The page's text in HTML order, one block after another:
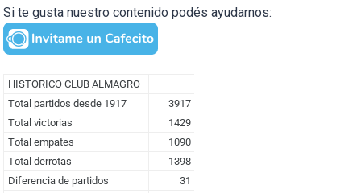
Si te gusta nuestro contenido podés ayudarnos: